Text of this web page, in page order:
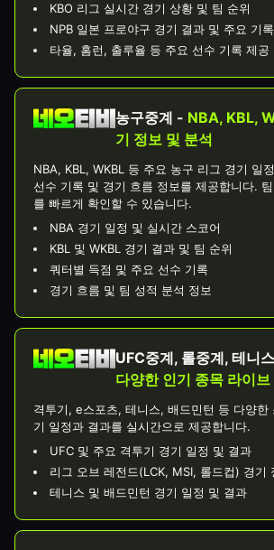
KBO 리그 실시간 경기 상황 및 팀 순위
NPB 일본 프로야구 경기 결과 및 주요 기록
타율, 홈런, 출루율 등 주요 선수 기록 제공
농구중계 - NBA, KBL,
기 정보 및 분석
NBA, KBL, WKBL 등 주요 농구 리그 경기 일
선수 기록 및 경기 흐름 정보를 제공합니다.
를 빠르게 확인할 수 있습니다.
NBA 경기 일정 및 실시간 스코어
KBL 및 WKBL 경기 결과 및 팀 순위
쿼터별 득점 및 주요 선수 기록
경기 흐름 및 팀 성적 분석 정보
UFC중계, 롤중계, 테니
다양한 인기 종목 라이
격투기, e스포츠, 테니스, 배드민턴 등 다양한
기 일정과 결과를 실시간으로 제공합니다.
UFC 및 주요 격투기 경기 일정 및 결과
리그 오브 레전드(LCK, MSI, 롤드컵) 경기
테니스 및 배드민턴 경기 일정 및 결과